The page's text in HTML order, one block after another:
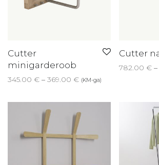
Cutter
minigarderoob
345.00 € – 369.00 €Price range: 345.00 €
(KM-ga)
Cutter
782.00 € –